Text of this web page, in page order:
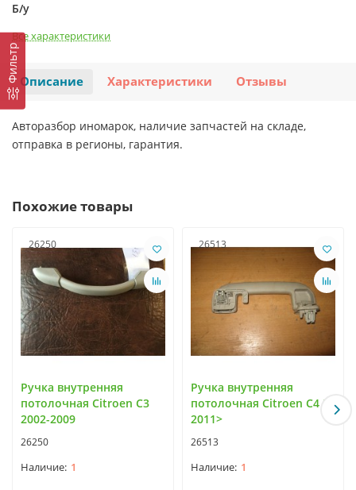
Фильтр
Б/у
Все характеристики
Описание Характеристики Отзывы
Авторазбор иномарок, наличие запчастей на складе,
отправка в регионы, гарантия.
Похожие товары
26250
Ручка внутренняя
потолочная Citroen C3
2002-2009
26250
1
26513
Ручка внутренняя
потолочная Citroen C4 II
2011>
26513
1